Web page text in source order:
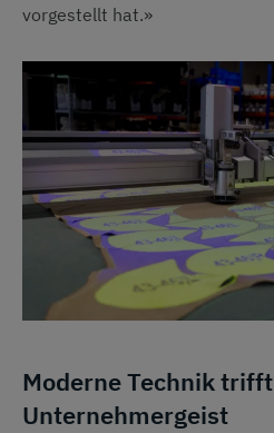
vorgestellt hat.»
Moderne Technik trifft
Unternehmergeist